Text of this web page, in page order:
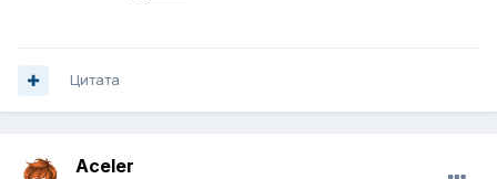
Цитата
Aceler